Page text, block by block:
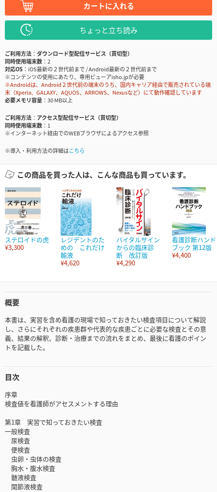
カートに入れる
ちょっと立ち読み
ご利用方法
ダウンロード型配信サービス（買切型）
同時使用端末数
2
対応OS
iOS最新の２世代前まで / Android最新の２世代前まで
※コンテンツの使用にあたり、専用ビューアisho.jpが必要
※Androidは、Android２世代前の端末のうち、国内キャリア経由で販売されている端
末（Xperia、GALAXY、AQUOS、ARROWS、Nexusなど）にて動作確認しています
必要メモリ容量
30 MB以上
ご利用方法
アクセス型配信サービス（買切型）
同時使用端末数
1
※インターネット経由でのWEBブラウザによるアクセス参照
※導入・利用方法の詳細はこちら
この商品を買った人は、こんな商品も買っています。
ステロイドの虎
¥3,300
レジデントのた
めの これだけ
輸液
¥4,620
バイタルサイン
からの臨床診
断 改訂版
¥4,290
看護診断ハンド
ブック 第12版
¥4,400
概要
本書は、実習を含め看護の現場で知っておきたい検査項目について解説
し、さらにそれぞれの疾患群や代表的な疾患ごとに必要な検査とその意
義、結果の解釈、診断・治療までの流れをまとめ、最後に看護のポイン
トを記載した。
目次
序章
検査値を看護師がアセスメントする理由
第1章 実習で知っておきたい検査
一般検査
尿検査
便検査
虫卵・虫体の検査
胸水・腹水検査
髄液検査
関節液検査